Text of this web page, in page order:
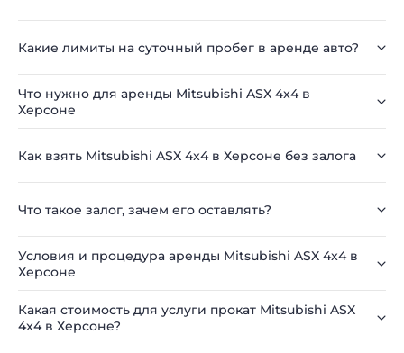
Какие лимиты на суточный пробег в аренде авто?
Что нужно для аренды Mitsubishi ASX 4x4 в
Херсоне
Как взять Mitsubishi ASX 4x4 в Херсоне без залога
Что такое залог, зачем его оставлять?
Условия и процедура аренды Mitsubishi ASX 4x4 в
Херсоне
Какая стоимость для услуги прокат Mitsubishi ASX
4x4 в Херсоне?